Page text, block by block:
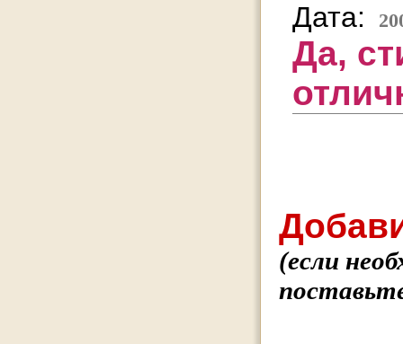
Дата:
Да,
(если